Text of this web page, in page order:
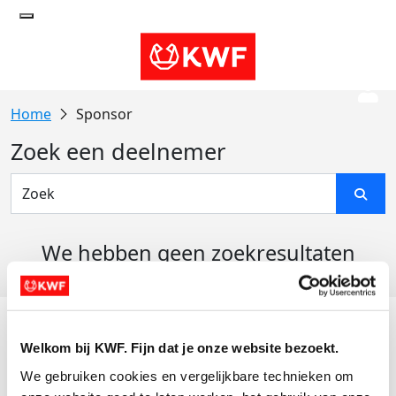
Welkom bij KWF. Fijn dat je onze website bezoekt.
We gebruiken cookies en vergelijkbare technieken om
Sponsor
Zoek een deelnemer
We hebben geen zoekresultaten
Actiematerialen
Evenementen